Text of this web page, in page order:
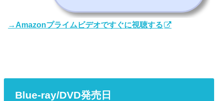
→Amazonプライムビデオですぐに視聴する
Blue-ray/DVD発売日